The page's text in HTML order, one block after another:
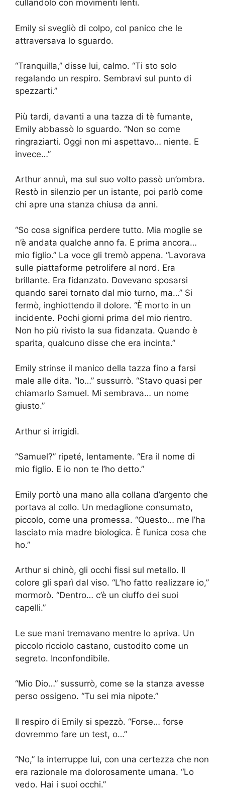
cullandolo con movimenti lenti.
Emily si svegliò di colpo, col panico che le
attraversava lo sguardo.
“Tranquilla,” disse lui, calmo. “Ti sto solo
regalando un respiro. Sembravi sul punto di
spezzarti.”
Più tardi, davanti a una tazza di tè fumante,
Emily abbassò lo sguardo. “Non so come
ringraziarti. Oggi non mi aspettavo… niente. E
invece…”
Arthur annuì, ma sul suo volto passò un’ombra.
Restò in silenzio per un istante, poi parlò come
chi apre una stanza chiusa da anni.
“So cosa significa perdere tutto. Mia moglie se
n’è andata qualche anno fa. E prima ancora…
mio figlio.” La voce gli tremò appena. “Lavorava
sulle piattaforme petrolifere al nord. Era
brillante. Era fidanzato. Dovevano sposarsi
quando sarei tornato dal mio turno, ma…” Si
fermò, inghiottendo il dolore. “È morto in un
incidente. Pochi giorni prima del mio rientro.
Non ho più rivisto la sua fidanzata. Quando è
sparita, qualcuno disse che era incinta.”
Emily strinse il manico della tazza fino a farsi
male alle dita. “Io…” sussurrò. “Stavo quasi per
chiamarlo Samuel. Mi sembrava… un nome
giusto.”
Arthur si irrigidì.
“Samuel?” ripeté, lentamente. “Era il nome di
mio figlio. E io non te l’ho detto.”
Emily portò una mano alla collana d’argento che
portava al collo. Un medaglione consumato,
piccolo, come una promessa. “Questo… me l’ha
lasciato mia madre biologica. È l’unica cosa che
ho.”
Arthur si chinò, gli occhi fissi sul metallo. Il
colore gli sparì dal viso. “L’ho fatto realizzare io,”
mormorò. “Dentro… c’è un ciuffo dei suoi
capelli.”
Le sue mani tremavano mentre lo apriva. Un
piccolo ricciolo castano, custodito come un
segreto. Inconfondibile.
“Mio Dio…” sussurrò, come se la stanza avesse
perso ossigeno. “Tu sei mia nipote.”
Il respiro di Emily si spezzò. “Forse… forse
dovremmo fare un test, o…”
“No,” la interruppe lui, con una certezza che non
era razionale ma dolorosamente umana. “Lo
vedo. Hai i suoi occhi.”